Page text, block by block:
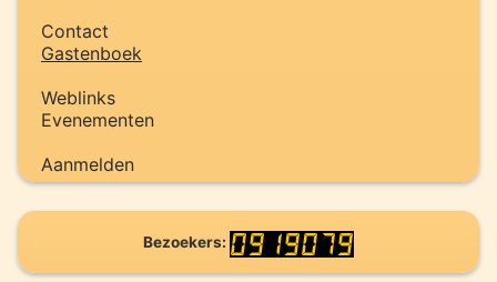
Contact
Gastenboek
Weblinks
Evenementen
Aanmelden
Bezoekers: